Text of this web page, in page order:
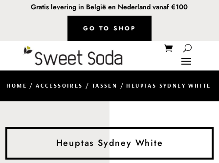
Gratis levering in België en Nederland vanaf €100
GO TO SHOP
HOME /ACCESSOIRES / TASSEN / HEUPTAS SYDNEY WHITE
Heuptas Sydney White